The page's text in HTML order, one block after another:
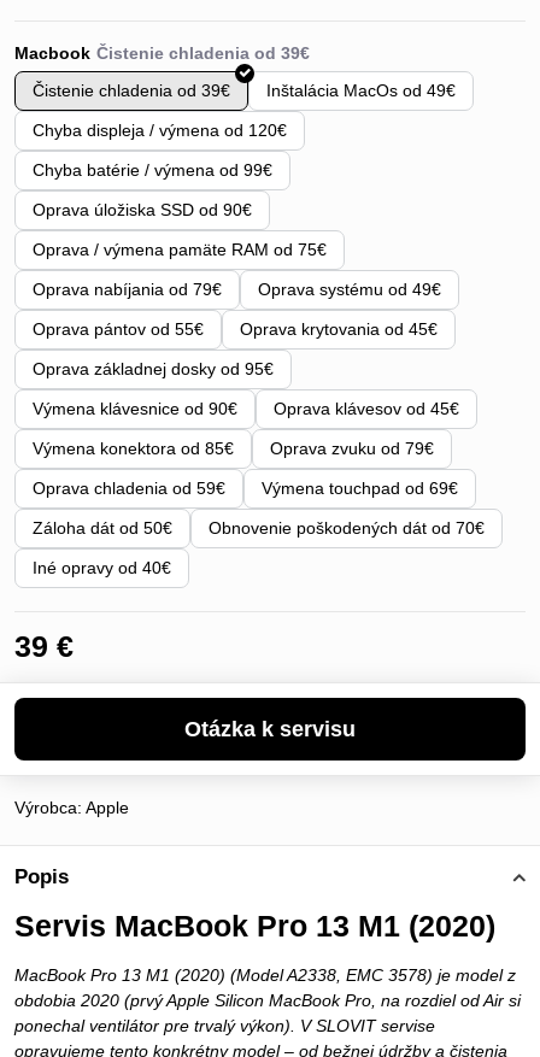
Macbook
Čistenie chladenia od 39€
Inštalácia MacOs od 49€
Chyba displeja / výmena od 120€
Chyba batérie / výmena od 99€
Oprava úložiska SSD od 90€
Oprava / výmena pamäte RAM od 75€
Oprava nabíjania od 79€ Oprava systému od 49€
Oprava pántov od 55€ Oprava krytovania od 45€
Oprava základnej dosky od 95€
Výmena klávesnice od 90€ Oprava klávesov od 45€
Výmena konektora od 85€ Oprava zvuku od 79€
Oprava chladenia od 59€ Výmena touchpad od 69€
Záloha dát od 50€ Obnovenie poškodených dát od 70€
Iné opravy od 40€
39 €
Výrobca: Apple
Popis
Servis MacBook Pro 13 M1 (2020)
MacBook Pro 13 M1 (2020) (Model A2338, EMC 3578) je model z
obdobia 2020 (prvý Apple Silicon MacBook Pro, na rozdiel od Air si
ponechal ventilátor pre trvalý výkon). V SLOVIT servise
opravujeme tento konkrétny model – od bežnej údržby a čistenia